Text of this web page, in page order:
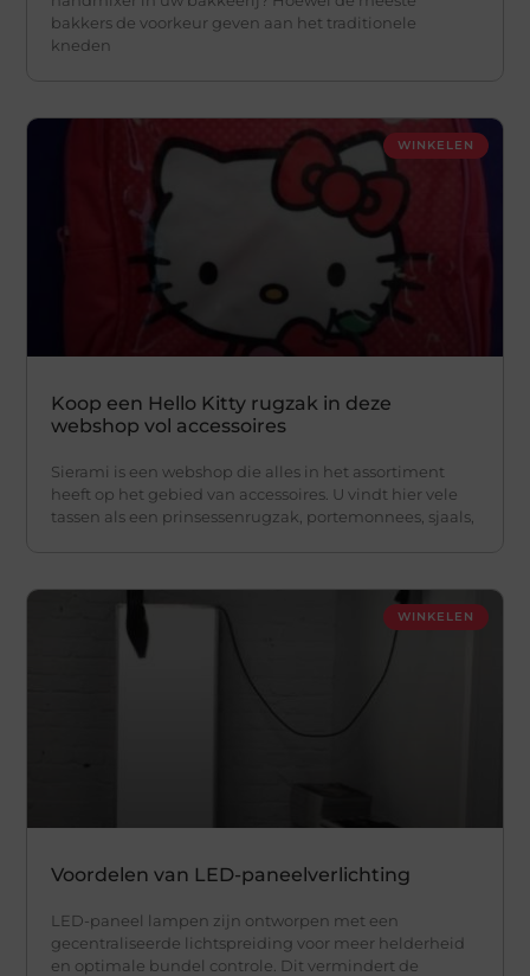
bakkers de voorkeur geven aan het traditionele
kneden
WINKELEN
Koop een Hello Kitty rugzak in deze
webshop vol accessoires
Sierami is een webshop die alles in het assortiment
heeft op het gebied van accessoires. U vindt hier vele
tassen als een prinsessenrugzak, portemonnees, sjaals,
WINKELEN
Voordelen van LED-paneelverlichting
LED-paneel lampen zijn ontworpen met een
gecentraliseerde lichtspreiding voor meer helderheid
en optimale bundel controle. Dit vermindert de